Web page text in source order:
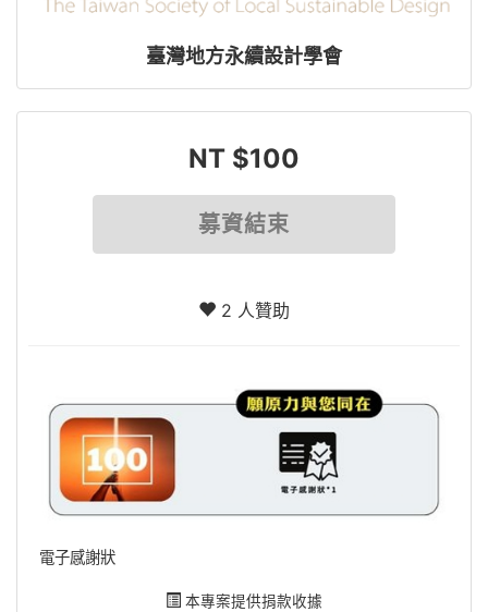
臺灣地方永續設計學會
NT $100
募資結束
2 人贊助
電子感謝狀
本專案提供捐款收據